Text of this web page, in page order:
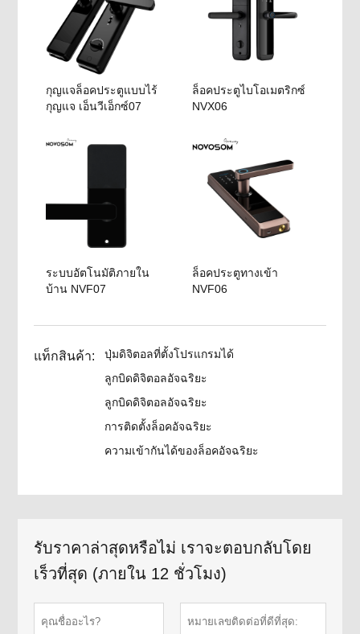
กุญแจล็อคประตูแบบไร้
กุญแจ เอ็นวีเอ็กซ์07
ล็อคประตูไบโอเมตริกซ์
NVX06
ระบบอัตโนมัติภายใน
บ้าน NVF07
ล็อคประตูทางเข้า
NVF06
แท็กสินค้า:
ปุ่มดิจิตอลที่ตั้งโปรแกรมได้
ลูกบิดดิจิตอลอัจฉริยะ
ลูกบิดดิจิตอลอัจฉริยะ
การติดตั้งล็อคอัจฉริยะ
ความเข้ากันได้ของล็อคอัจฉริยะ
รับราคาล่าสุดหรือไม่ เราจะตอบกลับโดย
เร็วที่สุด (ภายใน 12 ชั่วโมง)